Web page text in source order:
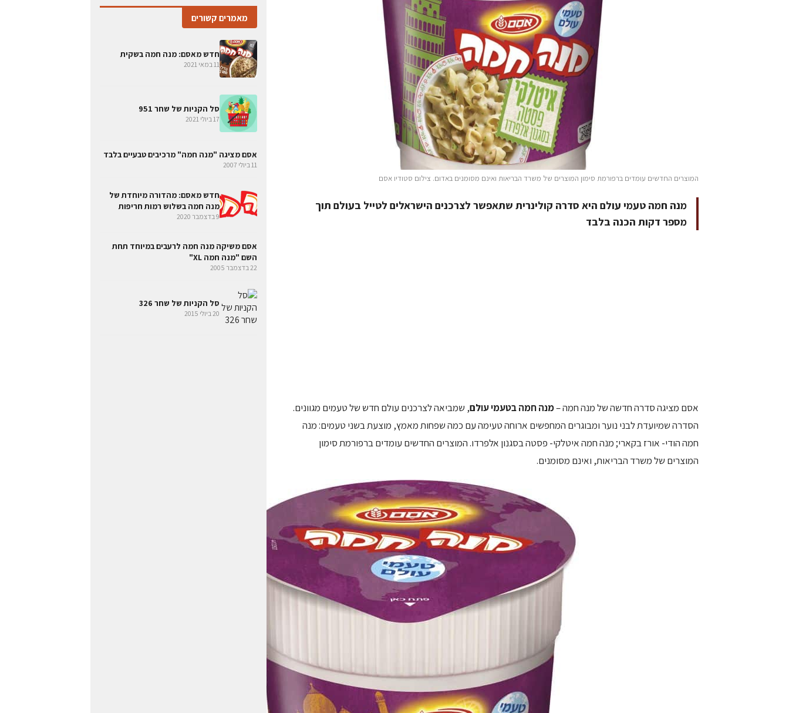
המוצרים החדשים עומדים ברפורמת סימון המוצרים של משרד הבריאות ואינם מסומנים באדום. צילום סטודיו אסם
מנה חמה טעמי עולם היא סדרה קולינרית שתאפשר לצרכנים הישראלים לטייל בעולם תוך
מספר דקות הכנה בלבד
אסם מציגה סדרה חדשה של מנה חמה –מנה חמה בטעמי עולם, שמביאה לצרכנים עולם חדש של טעמים מגוונים.
הסדרה שמיועדת לבני נוער ומבוגרים המחפשים ארוחה טעימה עם כמה שפחות מאמץ, מוצעת בשני טעמים: מנה
חמה הודי- אורז בקארי; מנה חמה איטלקי- פסטה בסגנון אלפרדו. המוצרים החדשים עומדים ברפורמת סימון
המוצרים של משרד הבריאות, ואינם מסומנים.
מאמרים קשורים
חדש מאסם: מנה חמה בשקית
11 במאי 2021
סל הקניות של שחר 951
17 ביולי 2021
אסם מציגה "מנה חמה" מרכיבים טבעיים בלבד
11 ביולי 2007
חדש מאסם: מהדורה מיוחדת של
מנה חמה בשלוש רמות חריפות
9 בדצמבר 2020
אסם משיקה מנה חמה לרעבים במיוחד תחת
השם "מנה חמה XL"
22 בדצמבר 2005
סל הקניות של שחר 326
20 ביולי 2015